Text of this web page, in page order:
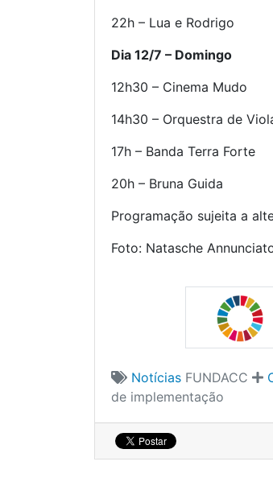
22h – Lua e Rodrigo
Dia 12/7 – Domingo
12h30 – Cinema Mudo
14h30 – Orquestra de
17h – Banda Terra Forte
20h – Bruna Guida
Programação sujeita a
Foto: Natasche
Notícias FUNDACC
de implementação